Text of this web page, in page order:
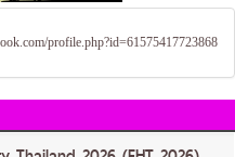
profile.php?id=61575417723868